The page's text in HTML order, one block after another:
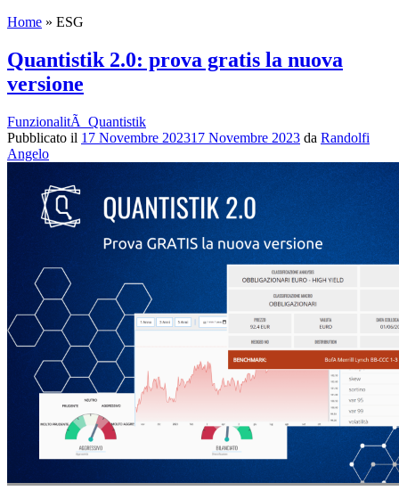
Home » ESG
Quantistik 2.0: prova gratis la nuova
versione
FunzionalitÃ Quantistik
Pubblicato il 17 Novembre 202317 Novembre 2023 da Randolfi
Angelo